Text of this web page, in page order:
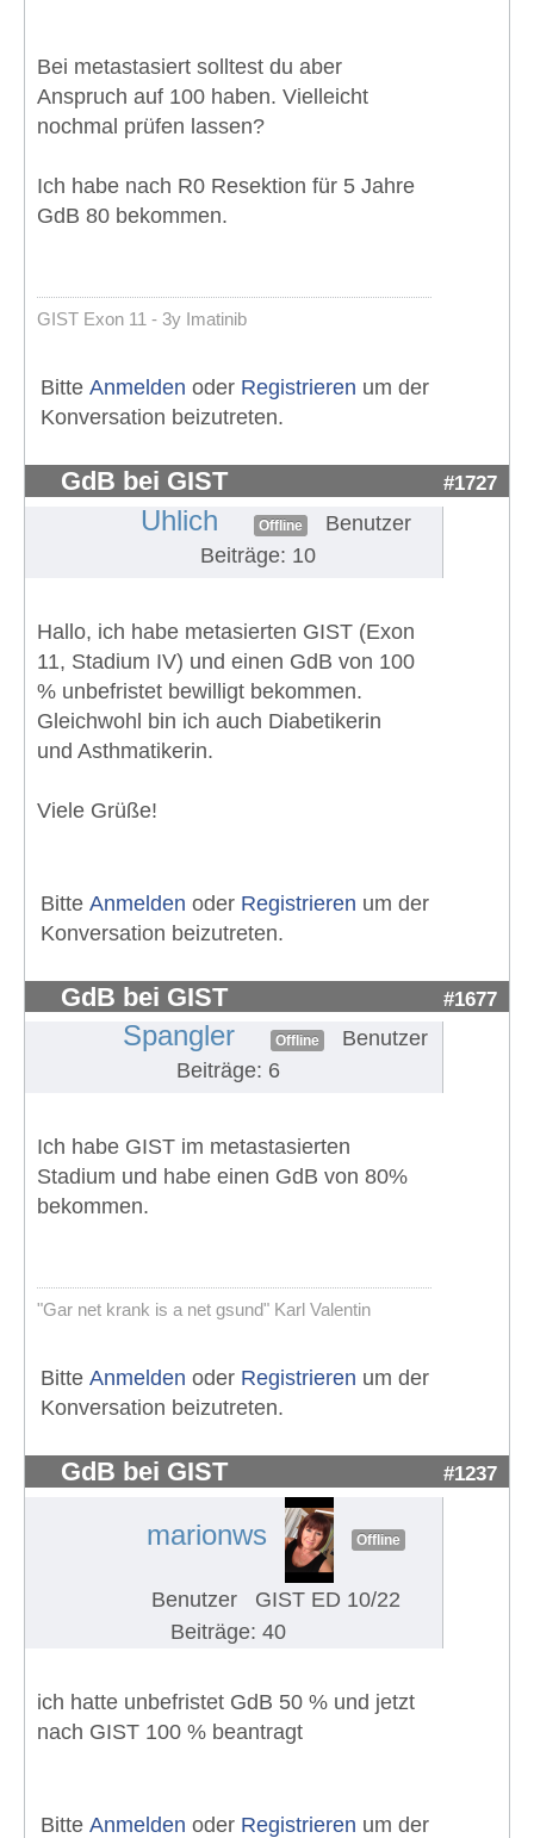
Bei metastasiert solltest du aber
Anspruch auf 100 haben. Vielleicht
nochmal prüfen lassen?
Ich habe nach R0 Resektion für 5 Jahre
GdB 80 bekommen.
GIST Exon 11 - 3y Imatinib
Bitte Anmelden oder Registrieren um der
Konversation beizutreten.
GdB bei GIST #1727
Uhlich Offline
Benutzer
Beiträge: 10
Hallo, ich habe metasierten GIST (Exon
11, Stadium IV) und einen GdB von 100
% unbefristet bewilligt bekommen.
Gleichwohl bin ich auch Diabetikerin
und Asthmatikerin.
Viele Grüße!
Bitte Anmelden oder Registrieren um der
Konversation beizutreten.
GdB bei GIST #1677
Spangler Offline
Benutzer
Beiträge: 6
Ich habe GIST im metastasierten
Stadium und habe einen GdB von 80%
bekommen.
"Gar net krank is a net gsund" Karl Valentin
Bitte Anmelden oder Registrieren um der
Konversation beizutreten.
GdB bei GIST #1237
marionws Offline
Benutzer
GIST ED 10/22
Beiträge: 40
ich hatte unbefristet GdB 50 % und jetzt
nach GIST 100 % beantragt
Bitte Anmelden oder Registrieren um der